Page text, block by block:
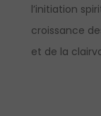
l’initiation
croissance
et de la